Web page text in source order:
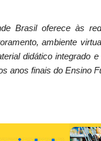
Brasil oferece às
ambiente
didático integrado
anos finais do Ensino